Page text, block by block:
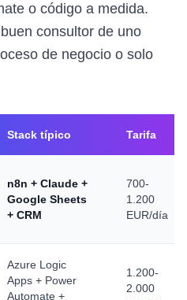
o código a medida.
consultor de uno
de negocio o solo
Stack típico Tarifa
n8n + Claude +
Google Sheets
+ CRM
700-
1.200
EUR/día
Azure Logic
Apps + Power
Automate +
1.200-
2.000